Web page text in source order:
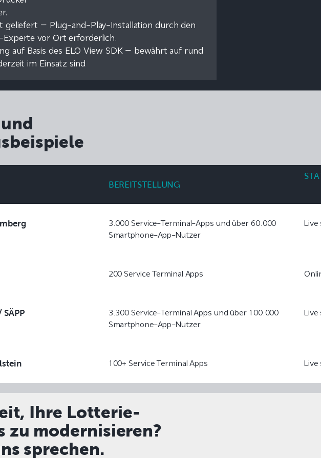
geliefert – Plug-and-Play-Installation durch den
Experte vor Ort erforderlich.
auf Basis des ELO View SDK – bewährt auf rund
im Einsatz sind
BEREITSTELLUNG
3.000 Service-Terminal-Apps und über 60.000
Smartphone-App-Nutzer
Live
200 Service Terminal Apps
SÄPP
3.300 Service-Terminal Apps und über 100.000
Smartphone-App-Nutzer
Live
100+ Service Terminal Apps Live
Ihre Lotterie-
zu modernisieren?
sprechen.